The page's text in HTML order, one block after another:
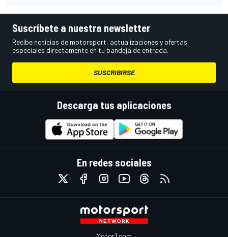
Suscríbete a nuestra newsletter
Recibe noticias de motorsport, actualizaciones y ofertas
especiales directamente en tu bandeja de entrada.
SUSCRIBIRSE
Descarga tus aplicaciones
En redes sociales